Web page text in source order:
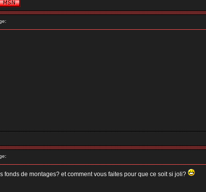
fonds de montages? et comment vous faites pour que ce soit si joli?